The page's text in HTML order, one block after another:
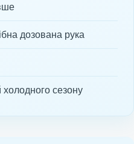
дозована рука
холодного сезону